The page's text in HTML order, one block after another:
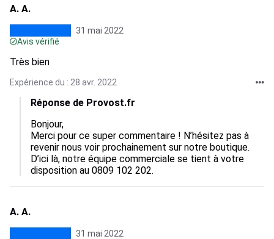
A. A.
31 mai 2022
Avis vérifié
Très bien
Expérience du : 28 avr. 2022
Réponse de Provost.fr
Bonjour,
Merci pour ce super commentaire ! N’hésitez pas à
revenir nous voir prochainement sur notre boutique.
D’ici là, notre équipe commerciale se tient à votre
disposition au 0809 102 202.
A. A.
31 mai 2022